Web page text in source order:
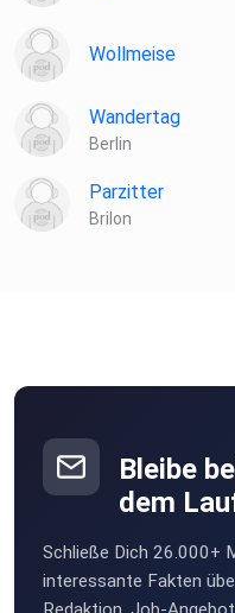
Wollmeise
Wandertag
Berlin
Parzitter
Brilon
Bleibe
dem
Schließe Dich 26.000+
interessante Fakten